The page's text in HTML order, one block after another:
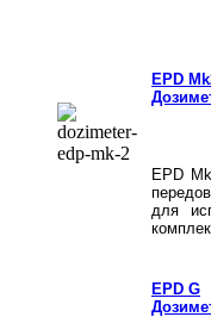
EPD
EPD
для
EPD G